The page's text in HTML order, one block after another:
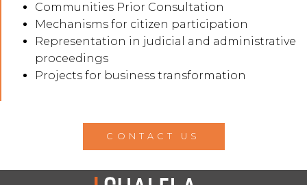
Communities Prior Consultation
Mechanisms for citizen participation
Representation in judicial and administrative
proceedings
Projects for business transformation
CONTACT US